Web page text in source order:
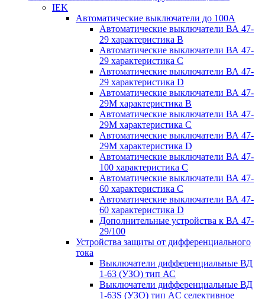
IEK
Автоматические выключатели до 100A
Автоматические выключатели ВА 47-
29 характеристика В
Автоматические выключатели ВА 47-
29 характеристика C
Автоматические выключатели ВА 47-
29 характеристика D
Автоматические выключатели ВА 47-
29M характеристика В
Автоматические выключатели ВА 47-
29M характеристика C
Автоматические выключатели ВА 47-
29M характеристика D
Автоматические выключатели ВА 47-
100 характеристика C
Автоматические выключатели ВА 47-
60 характеристика C
Автоматические выключатели ВА 47-
60 характеристика D
Дополнительные устройства к ВА 47-
29/100
Устройства защиты от дифференциального
тока
Выключатели дифференциальные ВД
1-63 (УЗО) тип АС
Выключатели дифференциальные ВД
1-63S (УЗО) тип АC селективное